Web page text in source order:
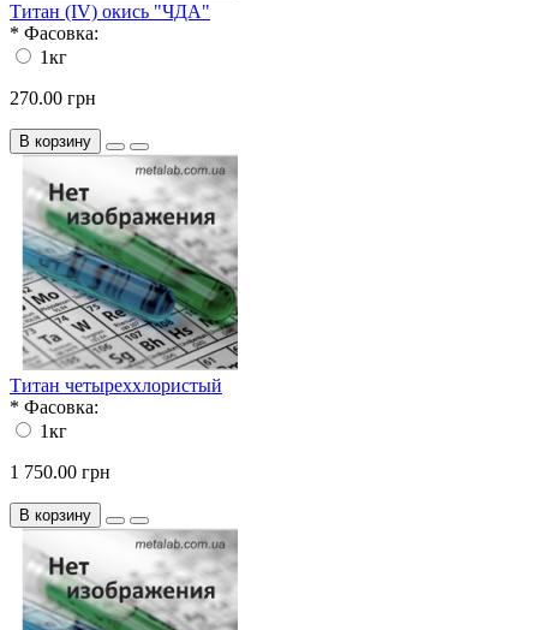
Титан (IV) окись "ЧДА"
* Фасовка:
1кг
270.00 грн
В корзину
Титан четыреххлористый
* Фасовка:
1кг
1 750.00 грн
В корзину